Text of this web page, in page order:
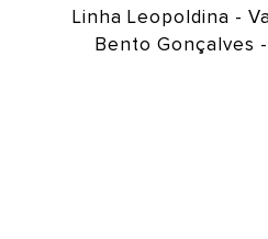
Linha Leopoldina -
Bento Gonçalves -